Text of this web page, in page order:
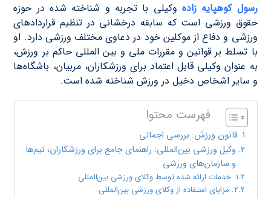
رسول کوهپایه زاده وکیلی با تجربه و شناخته شده در حوزه
حقوق ورزشی است که سابقه درخشانی در تنظیم قراردادهای
ورزشی و دفاع از موکلین خود در دعاوی مختلف ورزشی دارد. او
با تسلط بر قوانین و مقررات ملی و بین المللی حاکم بر ورزش،
به عنوان وکیلی قابل اعتماد برای ورزشکاران، مربیان، باشگاه‌ها
و سایر اشخاص دخیل در ورزش شناخته شده است.
فهرست محتوا
قانون ورزش: بررسی اجمالی
وکیل ورزشی بین‌المللی: راهنمای جامع برای ورزشکاران، تیم‌ها
و سازمان‌های ورزشی
خدمات ارائه شده توسط وکلای ورزشی بین‌المللی
مزایای استفاده از وکلای ورزشی بین‌المللی